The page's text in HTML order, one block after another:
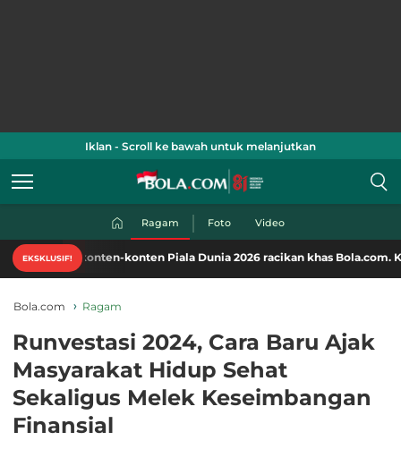
Iklan - Scroll ke bawah untuk melanjutkan
Ragam Foto Video
EKSKLUSIF!
konten Piala Dunia 2026 racikan khas Bola.com. Klik di sini!
Bola.com Ragam
Runvestasi 2024, Cara Baru Ajak
Masyarakat Hidup Sehat
Sekaligus Melek Keseimbangan
Finansial